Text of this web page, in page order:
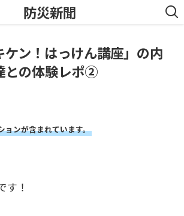
防災新聞
ケン！はっけん講座」の内
との体験レポ②
ョンが含まれています。
す！